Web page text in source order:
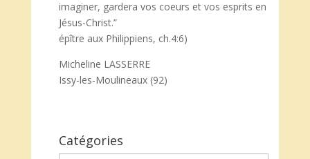
imaginer, gardera vos coeurs et vos esprits en
Jésus-Christ.”
épître aux Philippiens, ch.4:6)
Micheline LASSERRE
Issy-les-Moulineaux (92)
Catégories